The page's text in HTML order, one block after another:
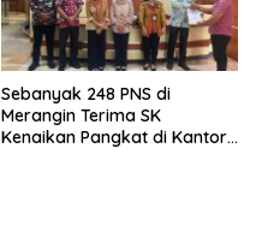
Sebanyak 248 PNS di
Merangin Terima SK
Kenaikan Pangkat di Kantor